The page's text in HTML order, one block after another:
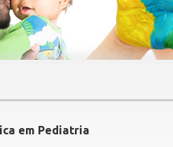
em Pediatria